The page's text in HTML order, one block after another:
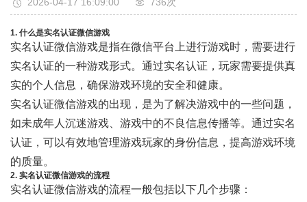
1. 什么是实名认证微信游戏
实名认证微信游戏是指在微信平台上进行游戏时，需要进行
实名认证的一种游戏形式。通过实名认证，玩家需要提供真
实的个人信息，确保游戏环境的安全和健康。
实名认证微信游戏的出现，是为了解决游戏中的一些问题，
如未成年人沉迷游戏、游戏中的不良信息传播等。通过实名
认证，可以有效地管理游戏玩家的身份信息，提高游戏环境
的质量。
2. 实名认证微信游戏的流程
实名认证微信游戏的流程一般包括以下几个步骤：